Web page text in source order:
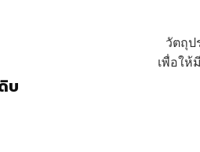
วัตถุป
เพื่อให้
บ